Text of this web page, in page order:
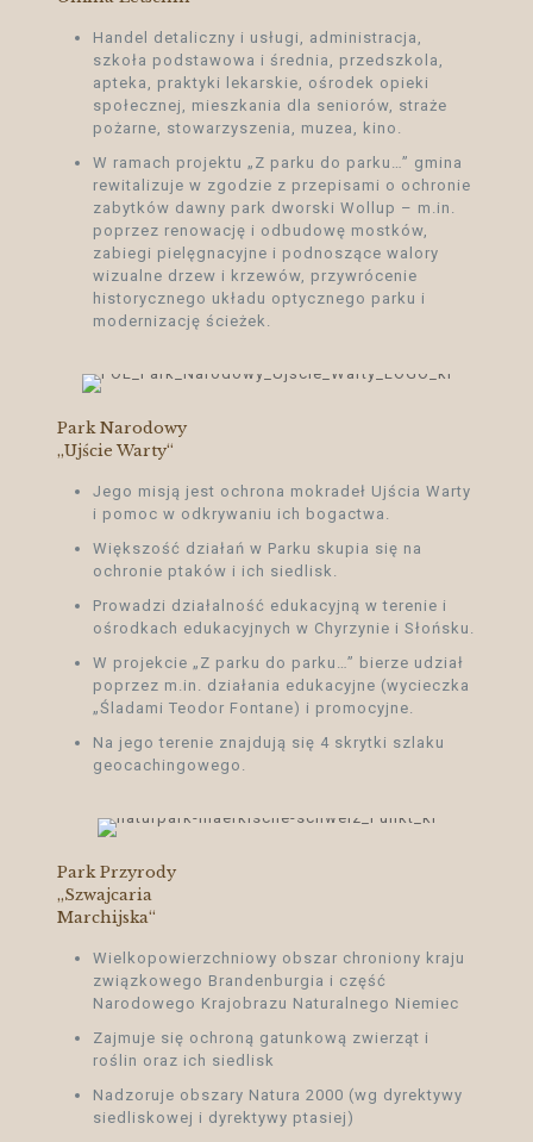
Handel detaliczny i usługi, administracja,
szkoła podstawowa i średnia, przedszkola,
apteka, praktyki lekarskie, ośrodek opieki
społecznej, mieszkania dla seniorów, straże
pożarne, stowarzyszenia, muzea, kino.
W ramach projektu „Z parku do parku…” gmina
rewitalizuje w zgodzie z przepisami o ochronie
zabytków dawny park dworski Wollup – m.in.
poprzez renowację i odbudowę mostków,
zabiegi pielęgnacyjne i podnoszące walory
wizualne drzew i krzewów, przywrócenie
historycznego układu optycznego parku i
modernizację ścieżek.
Park Narodowy
„Ujście Warty“
Jego misją jest ochrona mokradeł Ujścia Warty
i pomoc w odkrywaniu ich bogactwa.
Większość działań w Parku skupia się na
ochronie ptaków i ich siedlisk.
Prowadzi działalność edukacyjną w terenie i
ośrodkach edukacyjnych w Chyrzynie i Słońsku.
W projekcie „Z parku do parku…” bierze udział
poprzez m.in. działania edukacyjne (wycieczka
„Śladami Teodor Fontane) i promocyjne.
Na jego terenie znajdują się 4 skrytki szlaku
geocachingowego.
Park Przyrody
„Szwajcaria
Marchijska“
Wielkopowierzchniowy obszar chroniony kraju
związkowego Brandenburgia i część
Narodowego Krajobrazu Naturalnego Niemiec
Zajmuje się ochroną gatunkową zwierząt i
roślin oraz ich siedlisk
Nadzoruje obszary Natura 2000 (wg dyrektywy
siedliskowej i dyrektywy ptasiej)